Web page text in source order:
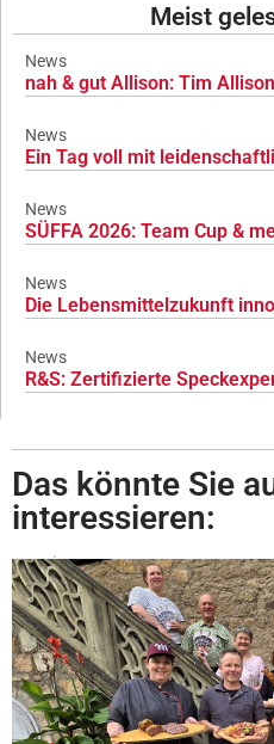
Meist
News
nah & gut Allison: Tim
News
Ein Tag voll mit
News
SÜFFA 2026: Team Cup &
News
Die Lebensmittelzukunft
News
R&S: Zertifizierte
Das könnte Sie
interessieren: